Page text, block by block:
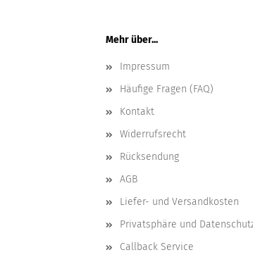
Mehr über...
Impressum
Häufige Fragen (FAQ)
Kontakt
Widerrufsrecht
Rücksendung
AGB
Liefer- und Versandkosten
Privatsphäre und
Callback Service